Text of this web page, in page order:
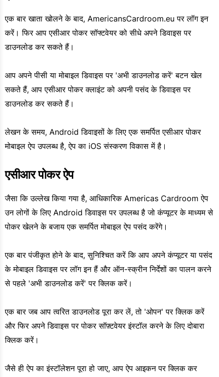
एक बार खाता खोलने के बाद, AmericansCardroom.eu पर लॉग इन
करें। फिर आप एसीआर पोकर सॉफ्टवेयर को सीधे अपने डिवाइस पर
डाउनलोड कर सकते हैं।
आप अपने पीसी या मोबाइल डिवाइस पर 'अभी डाउनलोड करें' बटन खेल
सकते हैं, आप एसीआर पोकर क्लाइंट को अपनी पसंद के डिवाइस पर
डाउनलोड कर सकते हैं।
लेखन के समय, Android डिवाइसों के लिए एक समर्पित एसीआर पोकर
मोबाइल ऐप उपलब्ध है, ऐप का iOS संस्करण विकास में है।
एसीआर पोकर ऐप
जैसा कि उल्लेख किया गया है, आधिकारिक Americas Cardroom ऐप
उन लोगों के लिए Android डिवाइस पर उपलब्ध है जो कंप्यूटर के माध्यम से
पोकर खेलने के बजाय एक समर्पित मोबाइल ऐप पसंद करेंगे।
एक बार पंजीकृत होने के बाद, सुनिश्चित करें कि आप अपने कंप्यूटर या पसंद
के मोबाइल डिवाइस पर लॉग इन हैं और ऑन-स्क्रीन निर्देशों का पालन करने
से पहले 'अभी डाउनलोड करें' पर क्लिक करें।
एक बार जब आप त्वरित डाउनलोड पूरा कर लें, तो 'ओपन' पर क्लिक करें
और फिर अपने डिवाइस पर पोकर सॉफ़्टवेयर इंस्टॉल करने के लिए दोबारा
क्लिक करें।
जैसे ही ऐप का इंस्टॉलेशन पूरा हो जाए, आप ऐप आइकन पर क्लिक कर